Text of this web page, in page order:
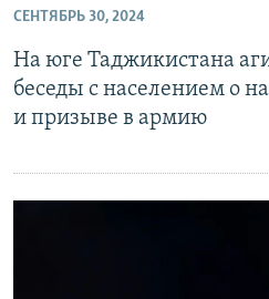
СЕНТЯБРЬ 30, 2024
На юге Таджикистана
беседы с населением о
и призыве в армию